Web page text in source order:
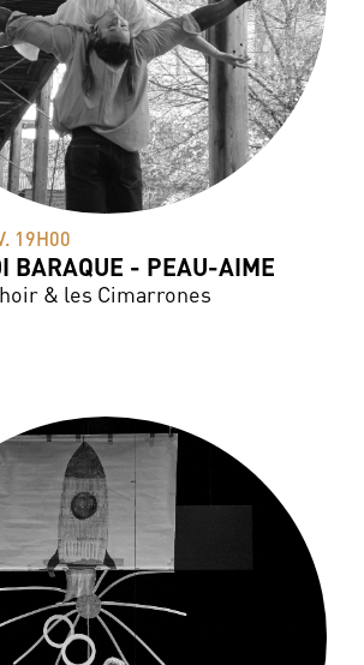
19H00
BARAQUE - PEAU-AIME
& les Cimarrones